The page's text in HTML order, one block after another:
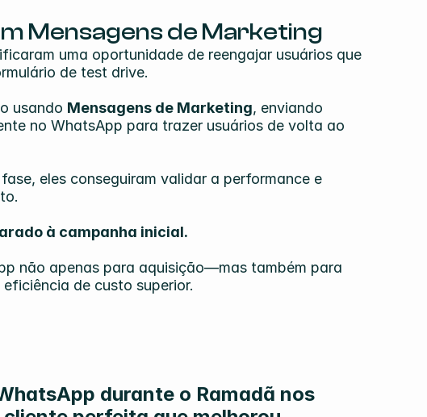
Mensagens de Marketing
uma oportunidade de reengajar usuários que
de test drive.
usando Mensagens de Marketing, enviando
no WhatsApp para trazer usuários de volta ao
eles conseguiram validar a performance e
à campanha inicial.
não apenas para aquisição—mas também para
de custo superior.
durante o Ramadã nos